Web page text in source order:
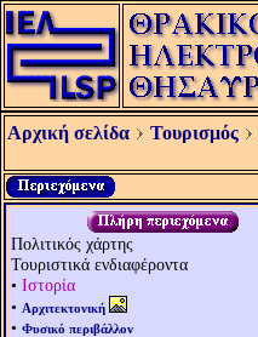
Αρχική σελίδα Τουρισμός
Πολιτικός χάρτης
Τουριστικά ενδιαφέροντα
• Ιστορία
• Αρχιτεκτονική
• Φυσικό περιβάλλον